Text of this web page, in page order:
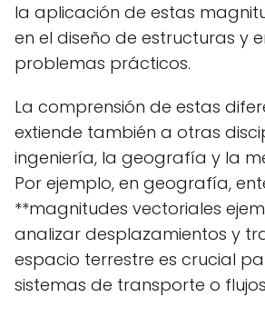
la aplicación de estas
en el diseño de estructuras y
problemas prácticos.
La comprensión de estas
extiende también a otras
ingeniería, la geografía y la
Por ejemplo, en geografía,
**magnitudes vectoriales
analizar desplazamientos y
espacio terrestre es crucial
sistemas de transporte o